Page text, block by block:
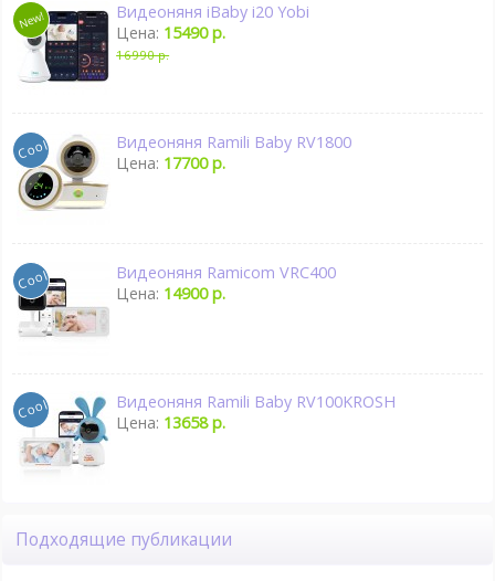
Видеоняня iBaby i20 Yobi
Цена: 15490 р.
16990 р.
Видеоняня Ramili Baby RV1800
Цена: 17700 р.
Видеоняня Ramicom VRC400
Цена: 14900 р.
Видеоняня Ramili Baby RV100KROSH
Цена: 13658 р.
Подходящие публикации